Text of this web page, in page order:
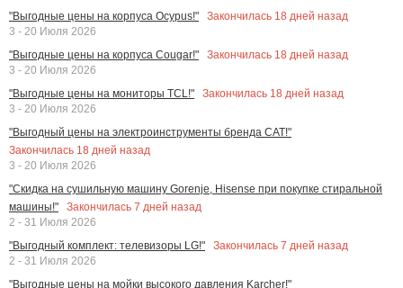
"Выгодные цены на корпуса Ocypus!"
Закончилась 18 дней назад
3 - 20 Июля 2026
"Выгодные цены на корпуса Cougar!"
Закончилась 18 дней назад
3 - 20 Июля 2026
"Выгодные цены на мониторы TCL!"
Закончилась 18 дней назад
3 - 20 Июля 2026
"Выгодный цены на электроинструменты бренда CAT!"
Закончилась 18 дней назад
3 - 20 Июля 2026
"Скидка на сушильную машину Gorenje, Hisense при покупке стиральной
машины!"
Закончилась 7 дней назад
2 - 31 Июля 2026
"Выгодный комплект: телевизоры LG!"
Закончилась 7 дней назад
2 - 31 Июля 2026
"Выгодные цены на мойки высокого давления Karcher!"